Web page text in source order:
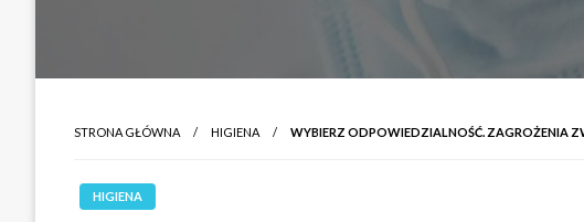
STRONA GŁÓWNA HIGIENA WYBIERZ ODPOWIEDZIALNOŚĆ. ZAGROŻENIA
HIGIENA